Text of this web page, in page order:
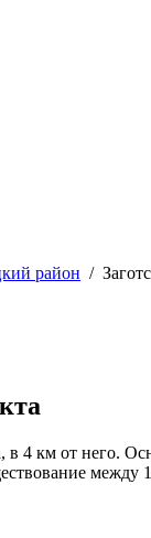
район /
4 км от него.
между